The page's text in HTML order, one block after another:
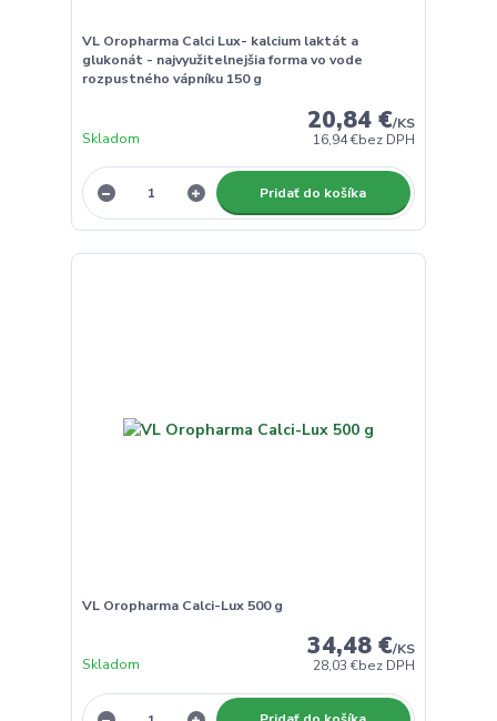
VL Oropharma Calci Lux- kalcium laktát a
glukonát - najvyužitelnejšia forma vo vode
rozpustného vápníku 150 g
20,84 €/KS
16,94 €bez DPH
Skladom
Pridať do košíka
VL Oropharma Calci-Lux 500 g
34,48 €/KS
28,03 €bez DPH
Skladom